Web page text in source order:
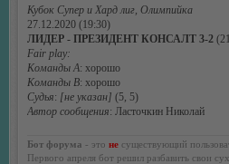
Кубок Супер и Хард лиг, Олимпийка
27.12.2020 (19:30)
ЛИДЕР - ПРЕЗИДЕНТ КОНСАЛТ 3-2
Fair play:
Команды А: хорошо
Команды В: хорошо
Судья: [не указан] (5, 5)
Автор сообщения: Ласточкин Николай
Бот форума - это не существующий
Первого апреля бот решил разбавить свои